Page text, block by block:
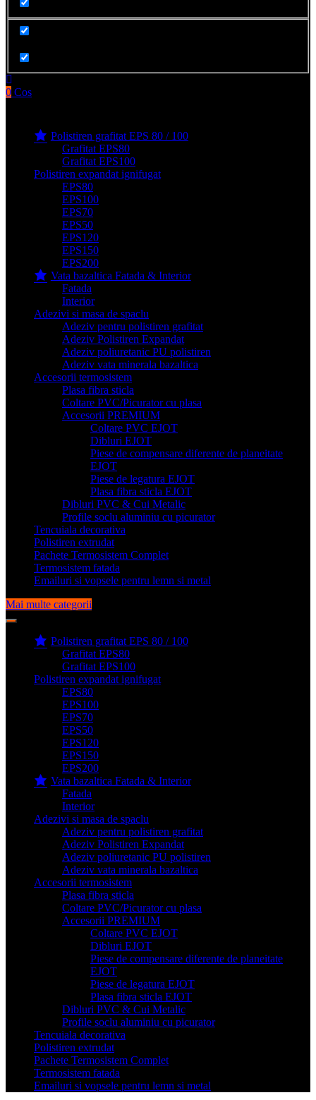
0 Cos
Polistiren grafitat EPS 80 / 100
Grafitat EPS80
Grafitat EPS100
Polistiren expandat ignifugat
EPS80
EPS100
EPS70
EPS50
EPS120
EPS150
EPS200
Vata bazaltica Fatada & Interior
Fatada
Interior
Adezivi si masa de spaclu
Adeziv pentru polistiren grafitat
Adeziv Polistiren Expandat
Adeziv poliuretanic PU polistiren
Adeziv vata minerala bazaltica
Accesorii termosistem
Plasa fibra sticla
Coltare PVC/Picurator cu plasa
Accesorii PREMIUM
Coltare PVC EJOT
Dibluri EJOT
Piese de compensare diferente de planeitate
EJOT
Piese de legatura EJOT
Plasa fibra sticla EJOT
Dibluri PVC & Cui Metalic
Profile soclu aluminiu cu picurator
Tencuiala decorativa
Polistiren extrudat
Pachete Termosistem Complet
Termosistem fatada
Emailuri si vopsele pentru lemn si metal
Mai multe categorii
Polistiren grafitat EPS 80 / 100
Grafitat EPS80
Grafitat EPS100
Polistiren expandat ignifugat
EPS80
EPS100
EPS70
EPS50
EPS120
EPS150
EPS200
Vata bazaltica Fatada & Interior
Fatada
Interior
Adezivi si masa de spaclu
Adeziv pentru polistiren grafitat
Adeziv Polistiren Expandat
Adeziv poliuretanic PU polistiren
Adeziv vata minerala bazaltica
Accesorii termosistem
Plasa fibra sticla
Coltare PVC/Picurator cu plasa
Accesorii PREMIUM
Coltare PVC EJOT
Dibluri EJOT
Piese de compensare diferente de planeitate
EJOT
Piese de legatura EJOT
Plasa fibra sticla EJOT
Dibluri PVC & Cui Metalic
Profile soclu aluminiu cu picurator
Tencuiala decorativa
Polistiren extrudat
Pachete Termosistem Complet
Termosistem fatada
Emailuri si vopsele pentru lemn si metal